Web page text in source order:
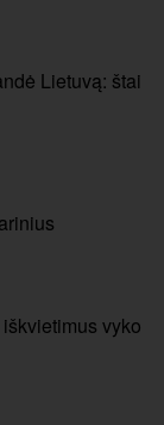
Lietuvą: štai
vyko